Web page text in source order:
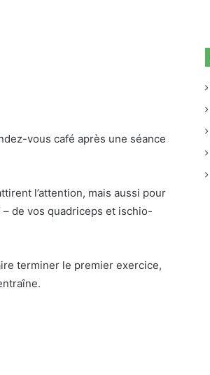
vous café après une séance
l’attention, mais aussi pour
de vos quadriceps et ischio-
terminer le premier exercice,